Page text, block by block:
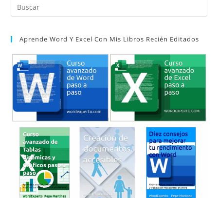
Aprende Word Y Excel Con Mis Libros Recién Editados